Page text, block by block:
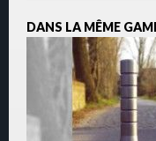
DANS LA MÊME